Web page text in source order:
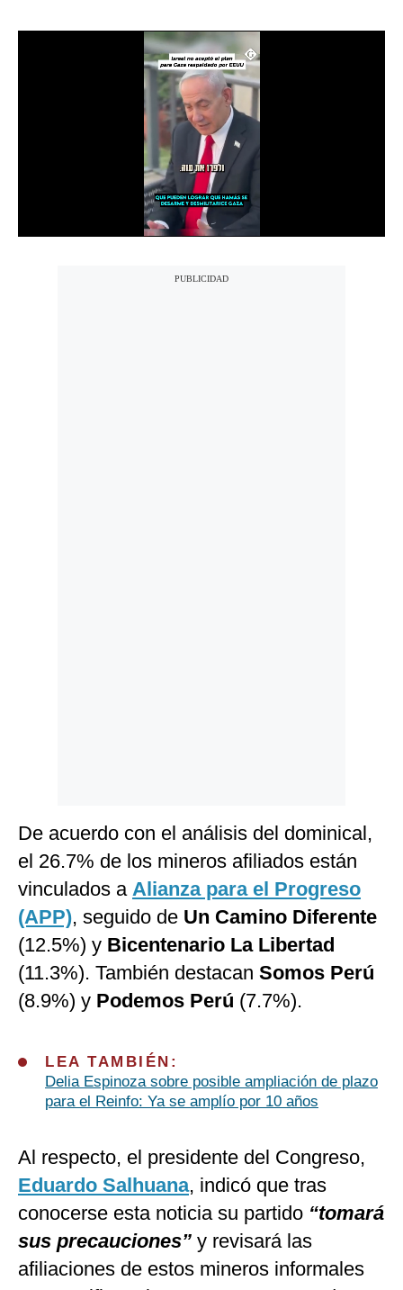
De acuerdo con el análisis del dominical,
el 26.7% de los mineros afiliados están
vinculados a Alianza para el Progreso
(APP), seguido de Un Camino Diferente
(12.5%) y Bicentenario La Libertad
(11.3%). También destacan Somos Perú
(8.9%) y Podemos Perú (7.7%).
LEA TAMBIÉN:
Delia Espinoza sobre posible ampliación de plazo
para el Reinfo: Ya se amplío por 10 años
Al respecto, el presidente del Congreso,
Eduardo Salhuana, indicó que tras
conocerse esta noticia su partido “tomará
sus precauciones” y revisará las
afiliaciones de estos mineros informales